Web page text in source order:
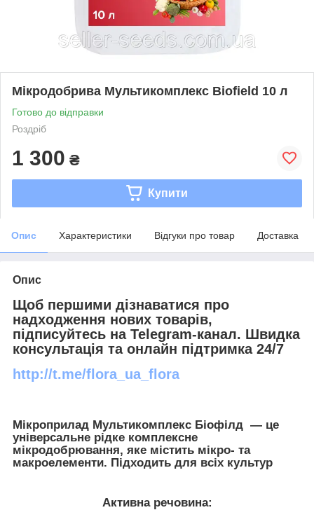
Мікродобрива Мультикомплекс Biofield 10 л
Готово до відправки
Роздріб
1 300 ₴
Купити
Опис Характеристики Відгуки про товар Доставка
Опис
Щоб першими дізнаватися про
надходження нових товарів,
підписуйтесь на Telegram-канал. Швидка
консультація та онлайн підтримка 24/7
http://t.me/flora_ua_flora
Мікроприлад Мультикомплекс Біофілд — це
універсальне рідке комплексне
мікродобрювання, яке містить мікро- та
макроелементи. Підходить для всіх культур
Активна речовина: